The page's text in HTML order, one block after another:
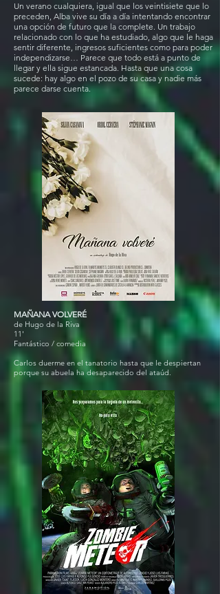
Un verano cualquiera, igual que los veintisiete que lo
preceden, Alba vive su día a día intentando encontrar
una opción de futuro que la complete. Un trabajo
relacionado con lo que ha estudiado, algo que le haga
sentir diferente, ingresos suficientes como para poder
independizarse… Parece que todo está a punto de
llegar y ella sigue estancada. Hasta que una cosa
sucede: hay algo en el pozo de su casa y nadie más
parece darse cuenta.
MAÑANA VOLVERÉ
de Hugo de la Riva
11'
Fantástico / comedia
Carlos duerme en el tanatorio hasta que le despiertan
porque su abuela ha desaparecido del ataúd.